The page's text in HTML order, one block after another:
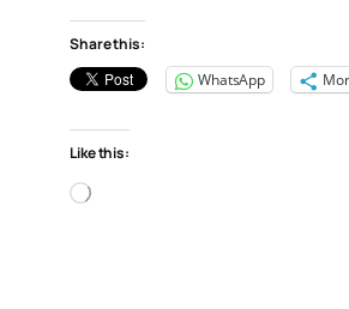
Share this:
WhatsApp
Like this:
Loading…